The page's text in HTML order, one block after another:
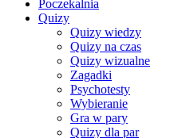
Poczekalnia
Quizy
Quizy wiedzy
Quizy na czas
Quizy wizualne
Zagadki
Psychotesty
Wybieranie
Gra w pary
Quizy dla par